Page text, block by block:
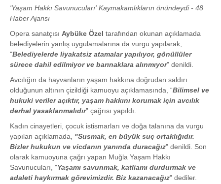
'Yaşam Hakkı Savunucuları' Kaymakamlıkların önündeydi - 48
Haber Ajansı
Opera sanatçısı Aybüke Özel tarafından okunan açıklamada
belediyelerin yanlış uygulamalarına da vurgu yapılarak,
"Belediyelerde liyakatsiz atamalar yapılıyor, gönüllüler
sürece dahil edilmiyor ve barınaklara alınmıyor" denildi.
Avcılığın da hayvanların yaşam hakkına doğrudan saldırı
olduğunun altının çizildiği kamuoyu açıklamasında, “Bilimsel ve
hukuki veriler açıktır, yaşam hakkını korumak için avcılık
derhal yasaklanmalıdır” çağrısı yapıldı.
Kadın cinayetleri, çocuk istismarları ve doğa talanına da vurgu
yapılan açıklamada, "Susmak, en büyük suç ortaklığıdır.
Bizler hukukun ve vicdanın yanında duracağız" denildi. Son
olarak kamuoyuna çağrı yapan Muğla Yaşam Hakkı
Savunucuları, "Yaşamı savunmak, katliamı durdurmak ve
adaleti haykırmak görevimizdir. Biz kazanacağız" dediler.